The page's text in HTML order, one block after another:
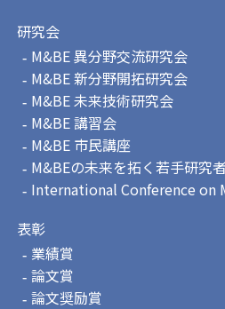
研究会
M&BE 異分野交流研究会
M&BE 新分野開拓研究会
M&BE 未来技術研究会
M&BE 講習会
M&BE 市民講座
M&BEの未来を拓く若手研究
International Conference on
表彰
業績賞
論文賞
論文奨励賞